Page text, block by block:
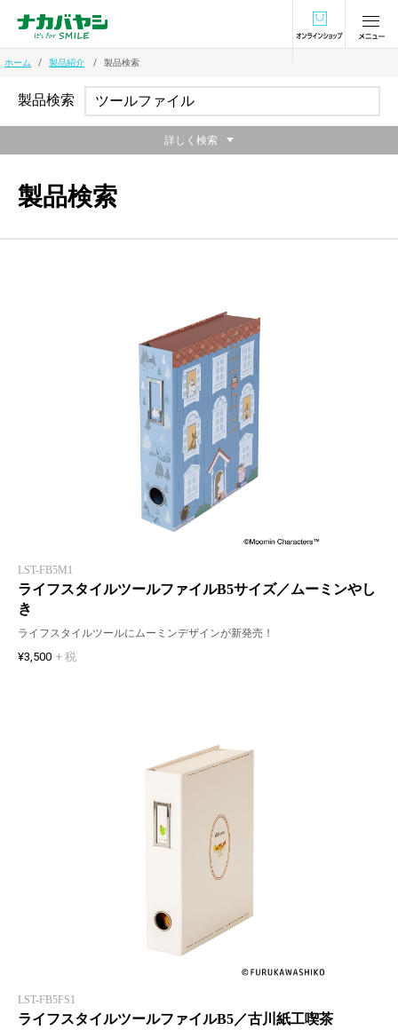
オンラインショ
ホーム 製品紹介 製品検索
製品検索
LST-FB5M1
ライフスタイルツールファイルB5サイズ／ムーミンやし
き
ライフスタイルツールにムーミンデザインが新発売！
¥3,500 + 税
LST-FB5FS1
ライフスタイルツールファイルB5／古川紙工喫茶
製品検索
詳しく検索